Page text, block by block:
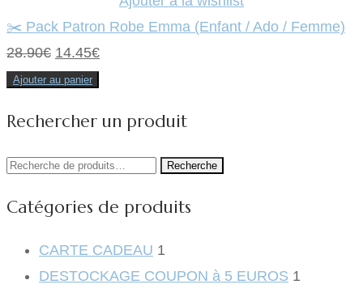
✂️ Pack Patron Robe Emma (Enfant / Ado / Femme)
28.90€ Le
prix
était :
28.90€.
14.45€Le
est :
14.45€.
Ajouter au panier
Rechercher un produit
Recherche
Recherche
Catégories de produits
CARTE CADEAU 1
DESTOCKAGE COUPON à 5 EUROS 1